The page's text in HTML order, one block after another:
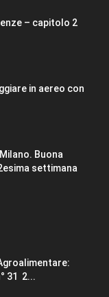
– capitolo 2
in aereo con
Buona
settimana
31 2...